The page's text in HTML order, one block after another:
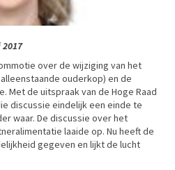
over de wijziging van het
ouderkop) en de
Met de uitspraak van de Hoge Raad
discussie eindelijk een einde te
waar. De discussie over het
laaide op. Nu heeft de
gegeven en lijkt de lucht